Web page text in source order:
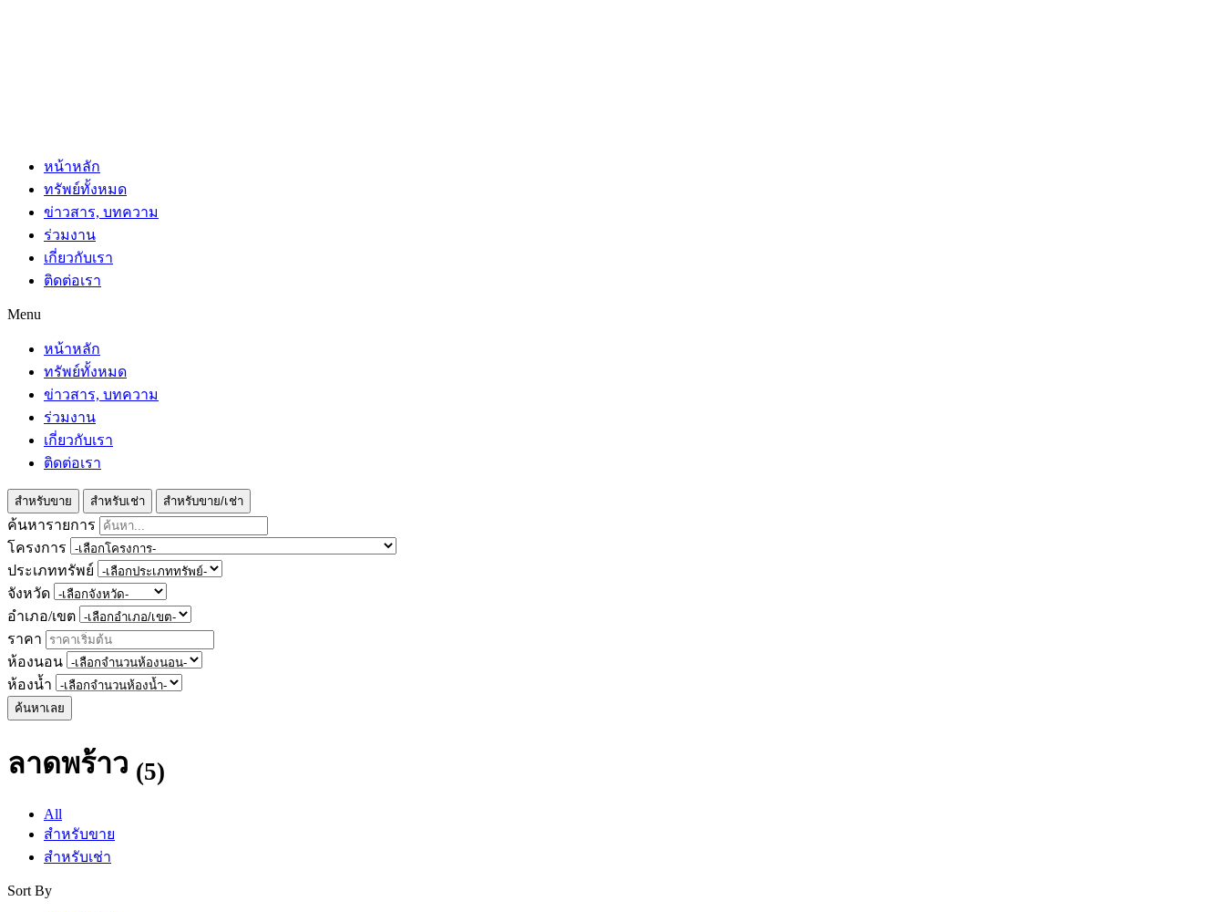
หน้าหลัก
ทรัพย์ทั้งหมด
ข่าวสาร, บทความ
ร่วมงาน
เกี่ยวกับเรา
ติดต่อเรา
Menu
หน้าหลัก
ทรัพย์ทั้งหมด
ข่าวสาร, บทความ
ร่วมงาน
เกี่ยวกับเรา
ติดต่อเรา
สำหรับขาย สำหรับเช่า สำหรับขาย/เช่า
ค้นหารายการ
โครงการ
ประเภททรัพย์
จังหวัด
อำเภอ/เขต
ราคา
ห้องนอน
ห้องน้ำ
ค้นหาเลย
ลาดพร้าว (5)
All
สำหรับขาย
สำหรับเช่า
Sort By